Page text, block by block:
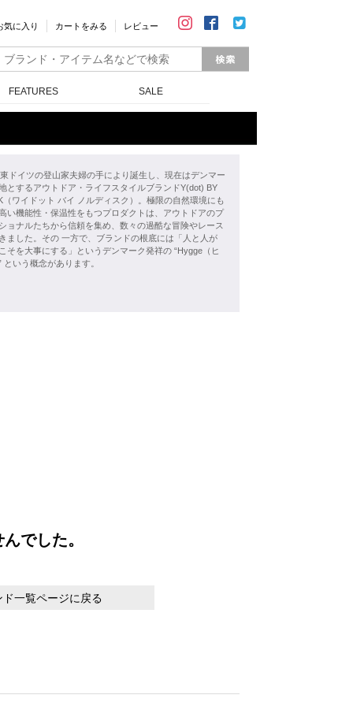
気に入り カートをみる レビュー
FEATURES SALE
ドイツの登山家夫婦の手により誕生し、現在はデンマー
とするアウトドア・ライフスタイルブランドY(dot) BY
（ワイドット バイ ノルディスク）。極限の自然環境にも
い機能性・保温性をもつプロダクトは、アウトドアのプ
ョナルたちから信頼を集め、数々の過酷な冒険やレース
ました。その 一方で、ブランドの根底には「人と人が
そを大事にする」というデンマーク発祥の “Hygge（ヒ
という概念があります。
でした。
ド一覧ページに戻る